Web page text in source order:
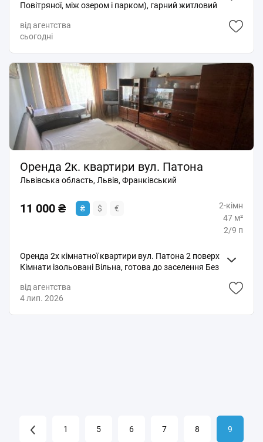
Повітряної, між озером і парком), гарний житловий
води і опалення, всі необхідні меблі, побутова
техніка, квартира вільна, фото реальні, б. с.
від агентства
сьогодні
Оренда 2к. квартири вул. Патона
Львівська область, Львів, Франківський
11 000 ₴ ₴ $ €
2-кімн
47 м²
2/9 п
Оренда 2х кімнатної квартири вул. Патона 2 поверх
Кімнати ізольовані Вільна, готова до заселення Без
від агентства
4 лип. 2026
1 5 6 7 8 9